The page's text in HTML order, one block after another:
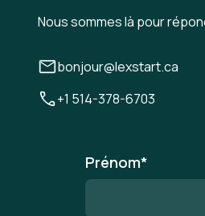
Nous sommes là pour
bonjour@lexstart.ca
+1 514-378-6703
Prénom*